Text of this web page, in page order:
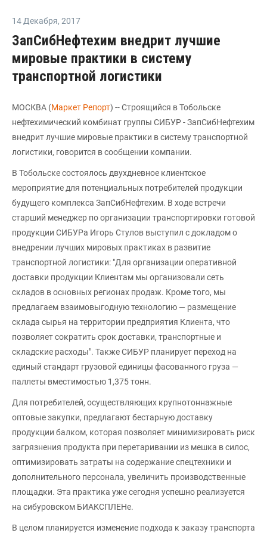
14 Декабря, 2017
ЗапСибНефтехим внедрит лучшие
мировые практики в систему
транспортной логистики
МОСКВА (Маркет Репорт) -- Строящийся в Тобольске
нефтехимический комбинат группы СИБУР - ЗапСибНефтехим
внедрит лучшие мировые практики в систему транспортной
логистики, говорится в сообщении компании.
В Тобольске состоялось двухдневное клиентское
мероприятие для потенциальных потребителей продукции
будущего комплекса ЗапСибНефтехим. В ходе встречи
старший менеджер по организации транспортировки готовой
продукции СИБУРа Игорь Стулов выступил с докладом о
внедрении лучших мировых практиках в развитие
транспортной логистики: "Для организации оперативной
доставки продукции Клиентам мы организовали сеть
складов в основных регионах продаж. Кроме того, мы
предлагаем взаимовыгодную технологию — размещение
склада сырья на территории предприятия Клиента, что
позволяет сократить срок доставки, транспортные и
складские расходы". Также СИБУР планирует переход на
единый стандарт грузовой единицы фасованного груза —
паллеты вместимостью 1,375 тонн.
Для потребителей, осуществляющих крупнотоннажные
оптовые закупки, предлагают бестарную доставку
продукции балком, которая позволяет минимизировать риск
загрязнения продукта при перетаривании из мешка в силос,
оптимизировать затраты на содержание спецтехники и
дополнительного персонала, увеличить производственные
площадки. Эта практика уже сегодня успешно реализуется
на сибуровском БИАКСПЛЕНе.
В целом планируется изменение подхода к заказу транспорта